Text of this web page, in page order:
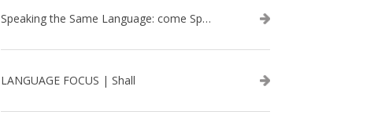
Speaking the Same Language: come Speak aiuta a rafforzare i team attraverso il Team Building in inglese
LANGUAGE FOCUS | Shall